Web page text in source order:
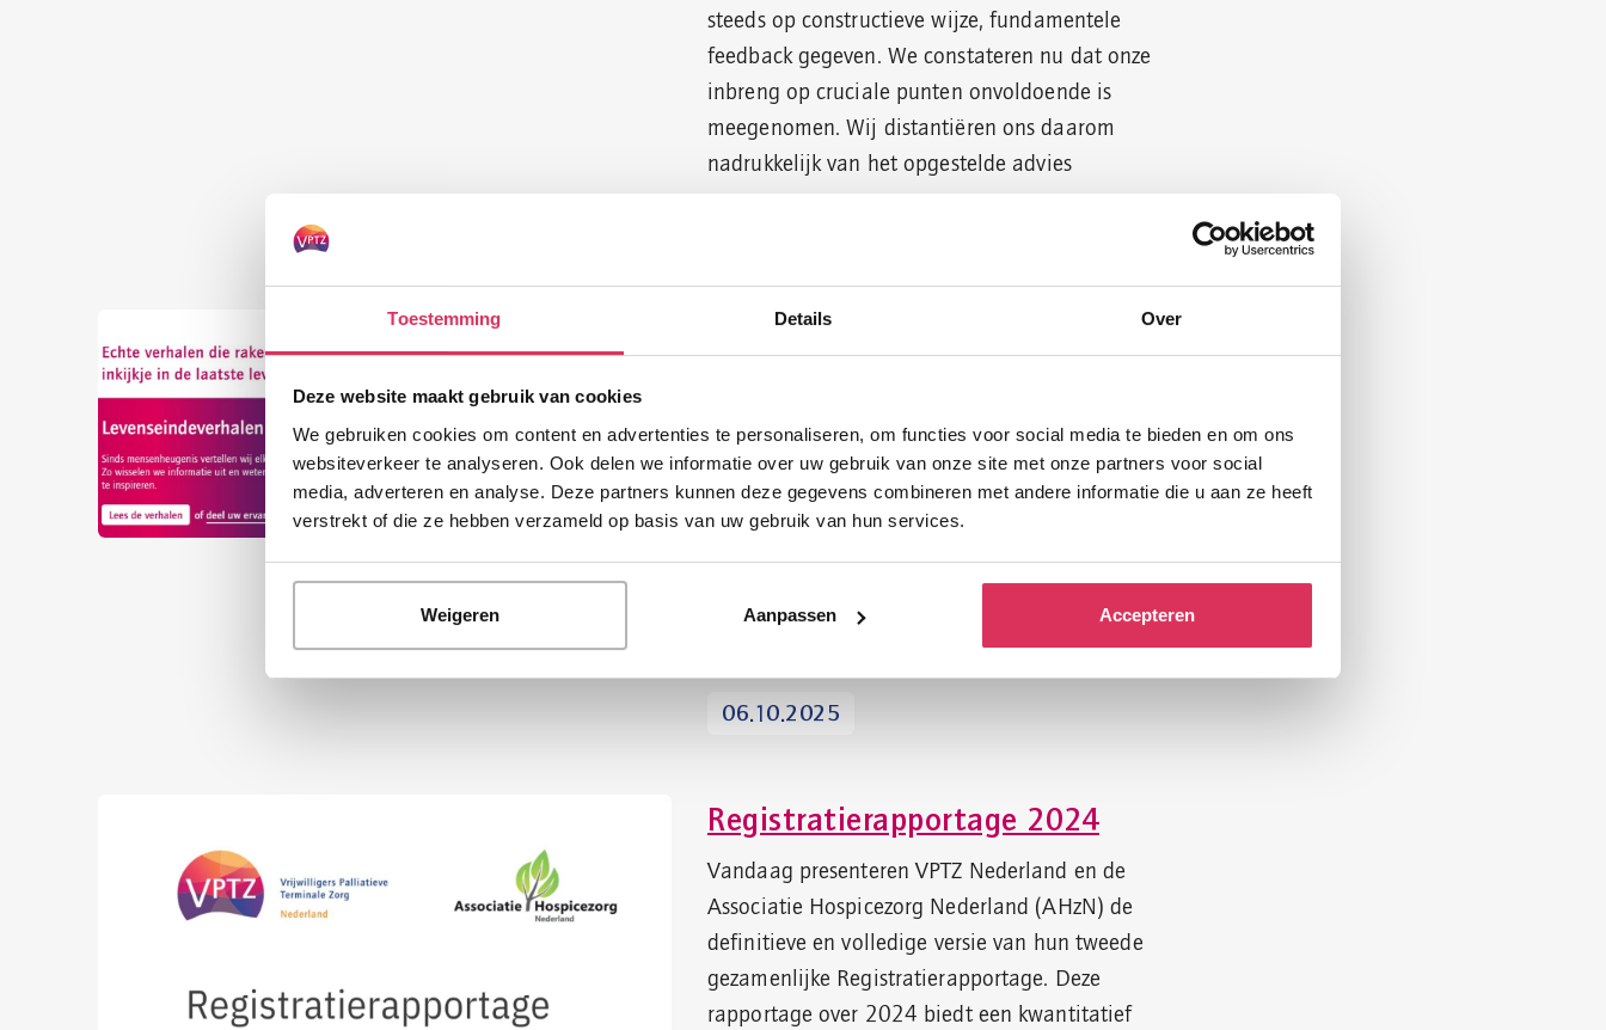
Toestemming Details Over
Deze website maakt gebruik van cookies
We gebruiken cookies om content en advertenties te personaliseren, om functies voor social media te bieden en om ons
websiteverkeer te analyseren. Ook delen we informatie over uw gebruik van onze site met onze partners voor social
media, adverteren en analyse. Deze partners kunnen deze gegevens combineren met andere informatie die u aan ze heeft
verstrekt of die ze hebben verzameld op basis van uw gebruik van hun services.
Weigeren Aanpassen Accepteren
steeds op constructieve wijze, fundamentele
feedback gegeven. We constateren nu dat onze
inbreng op cruciale punten onvoldoende is
meegenomen. Wij distantiëren ons daarom
nadrukkelijk van het opgestelde advies
Vernieuwd:
Van 4-11 okt. 2025 is het Week van de
Palliatieve Zorg. VPTZ Nederland grijpt deze
week aan om de vernieuwde website
website is aangepast en in een frisse,
eigentijdse vorm gegoten, klaar om nog meer
inspirerende en waardevolle verhalen te delen.
06.10.2025
Registratierapportage 2024
Vandaag presenteren VPTZ Nederland en de
Associatie Hospicezorg Nederland (AHzN) de
definitieve en volledige versie van hun tweede
gezamenlijke Registratierapportage. Deze
rapportage over 2024 biedt een kwantitatief